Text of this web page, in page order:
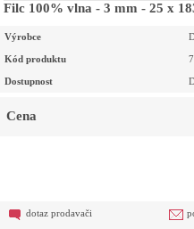
Filc 100% vlna - 3 mm - 25 x
Výrobce
Kód produktu
Dostupnost
Cena
dotaz prodavači